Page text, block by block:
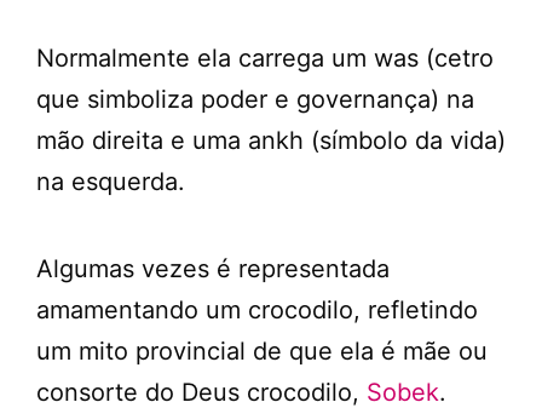
Normalmente ela carrega um was (cetro
que simboliza poder e governança) na
mão direita e uma ankh (símbolo da vida)
na esquerda.
Algumas vezes é representada
amamentando um crocodilo, refletindo
um mito provincial de que ela é mãe ou
consorte do Deus crocodilo, Sobek.